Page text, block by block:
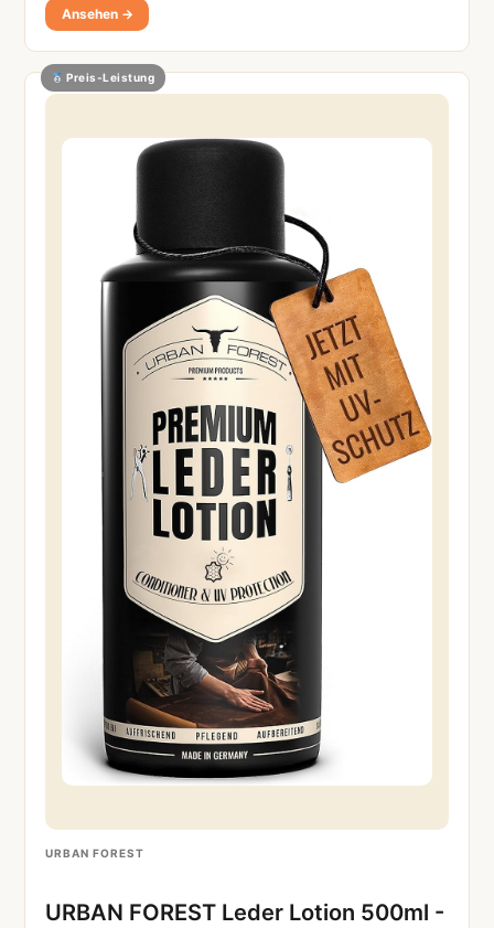
Ansehen →
Preis-Leistung
URBAN FOREST
URBAN FOREST Leder Lotion 500ml -